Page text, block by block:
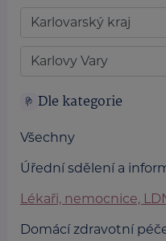
Dle kategorie
Všechny
Úřední sdělení a
Lékaři, nemocnice,
Domácí zdravotní